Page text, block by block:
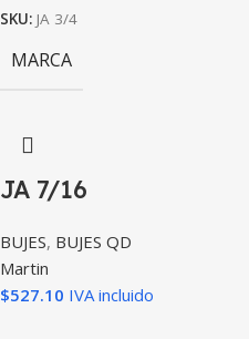
SKU: JA 3/4
MARCA
JA 7/16
BUJES, BUJES QD
Martin
$527.10 IVA incluido